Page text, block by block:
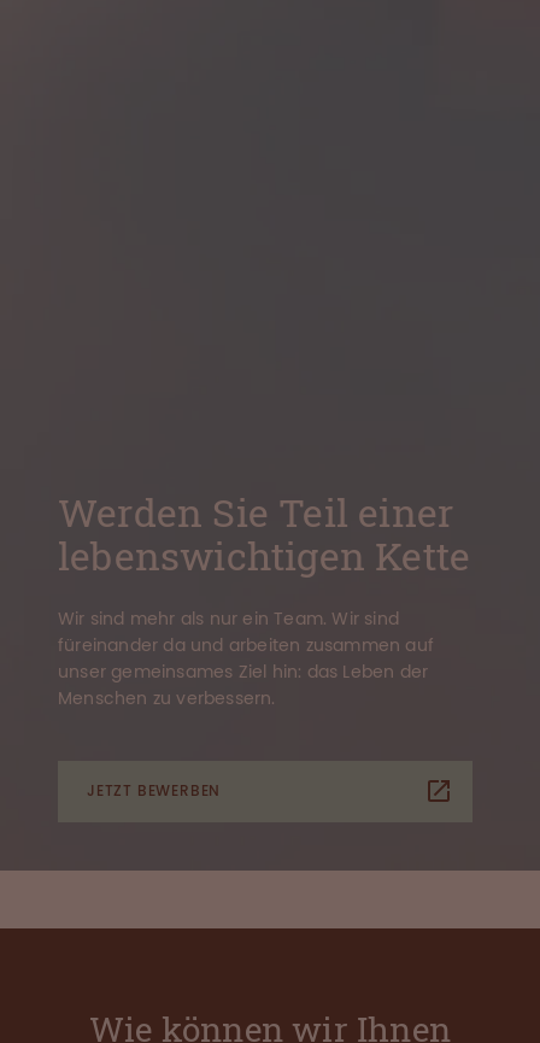
Werden Sie Teil einer
lebenswichtigen Kette
Wir sind mehr als nur ein Team. Wir sind
füreinander da und arbeiten zusammen auf
unser gemeinsames Ziel hin: das Leben der
Menschen zu verbessern.
JETZT BEWERBEN
Wie können wir Ihnen